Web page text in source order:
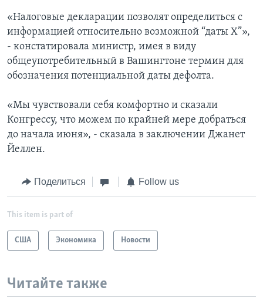
«Налоговые декларации позволят определиться с
информацией относительно возможной “даты X”»,
- констатировала министр, имея в виду
общеупотребительный в Вашингтоне термин для
обозначения потенциальной даты дефолта.
«Мы чувствовали себя комфортно и сказали
Конгрессу, что можем по крайней мере добраться
до начала июня», - сказала в заключении Джанет
Йеллен.
Поделиться Follow us
This item is part of
США Экономика Новости
Читайте также